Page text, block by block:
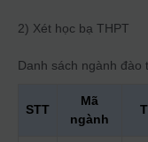
2) Xét học bạ THPT
Danh sách ngành
STT
Mã
ngành